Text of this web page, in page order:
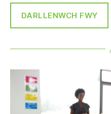
DARLLENWCH FWY